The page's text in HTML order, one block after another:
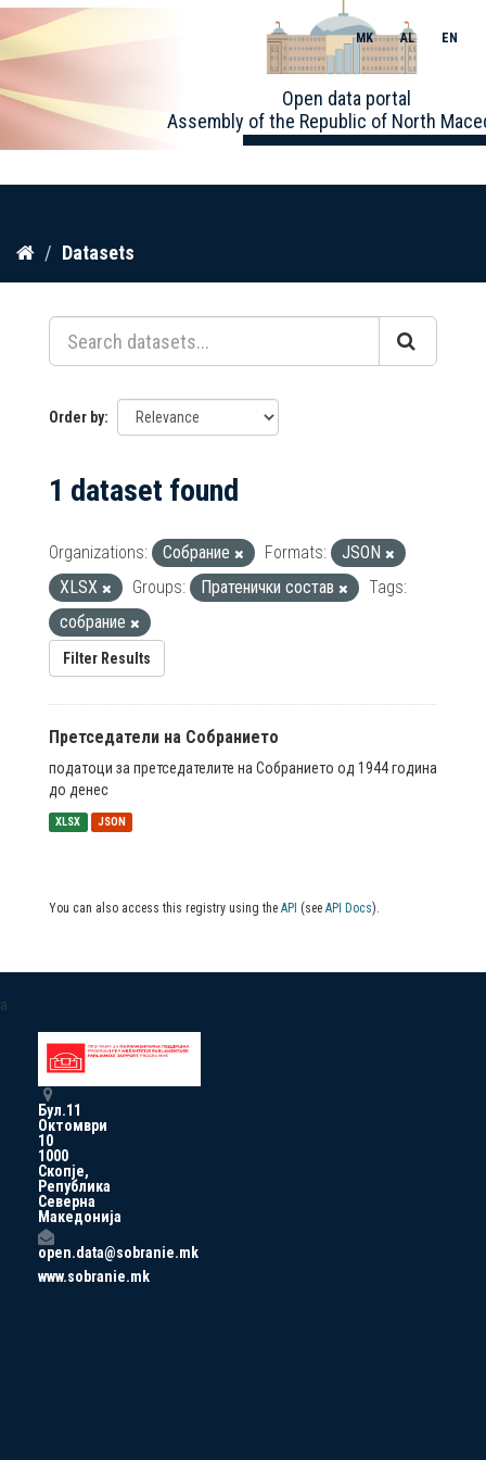
Skip
content
Open data portal
Assembly of the Republic of North
MK AL EN
Datasets
Order by
1 dataset found
Organizations: Собрание Formats:
JSON
XLSX
Groups: Пратенички состав
Tags:
собрание
Filter Results
Претседатели на Собранието
податоци за претседателите на Собранието од 1944 година
до денес
XLSX JSON
You can also access this registry using the API (see API Docs).
a
Бул.11
Октомври
10
1000
Скопје,
Република
Северна
Македонија
open.data@sobranie.mk
www.sobranie.mk